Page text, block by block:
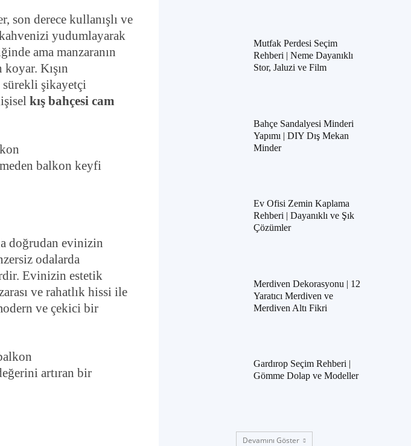
son derece kullanışlı ve
kahvenizi yudumlayarak
ama manzaranın
Kışın
sürekli şikayetçi
kış bahçesi cam
balkon keyfi
doğrudan evinizin
odalarda
Evinizin estetik
ve rahatlık hissi ile
ve çekici bir
artıran bir
Mutfak Perdesi Seçim
Rehberi | Neme Dayanıklı
Stor, Jaluzi ve Film
Bahçe Sandalyesi Minderi
Yapımı | DIY Dış Mekan
Minder
Ev Ofisi Zemin Kaplama
Rehberi | Dayanıklı ve Şık
Çözümler
Merdiven Dekorasyonu | 12
Yaratıcı Merdiven ve
Merdiven Altı Fikri
Gardırop Seçim Rehberi |
Gömme Dolap ve Modeller
Devamını Göster